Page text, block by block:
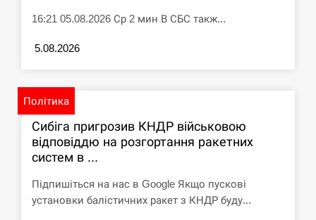
16:21 05.08.2026 Ср 2 мин В СБС такж...
5.08.2026
Політика
Сибіга пригрозив КНДР військовою
відповіддю на розгортання ракетних
систем в ...
Підпишіться на нас в Google Якщо пускові
установки балістичних ракет з КНДР буду...